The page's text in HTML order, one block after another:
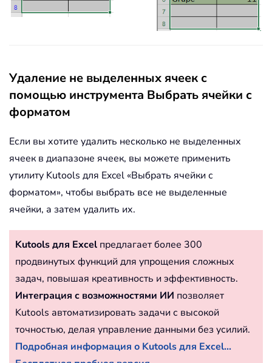
Удаление не выделенных ячеек с
помощью инструмента Выбрать ячейки с
форматом
Если вы хотите удалить несколько не выделенных
ячеек в диапазоне ячеек, вы можете применить
утилиту Kutools для Excel «Выбрать ячейки с
форматом», чтобы выбрать все не выделенные
ячейки, а затем удалить их.
Kutools для Excel предлагает более 300
продвинутых функций для упрощения сложных
задач, повышая креативность и эффективность.
Интеграция с возможностями ИИ позволяет
Kutools автоматизировать задачи с высокой
точностью, делая управление данными без усилий.
Подробная информация о Kutools для Excel...